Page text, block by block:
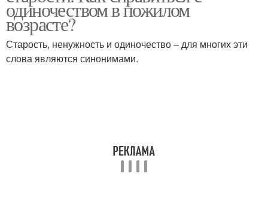
одиночеством в пожилом
возрасте?
Старость, ненужность и одиночество – для многих эти
слова являются синонимами.